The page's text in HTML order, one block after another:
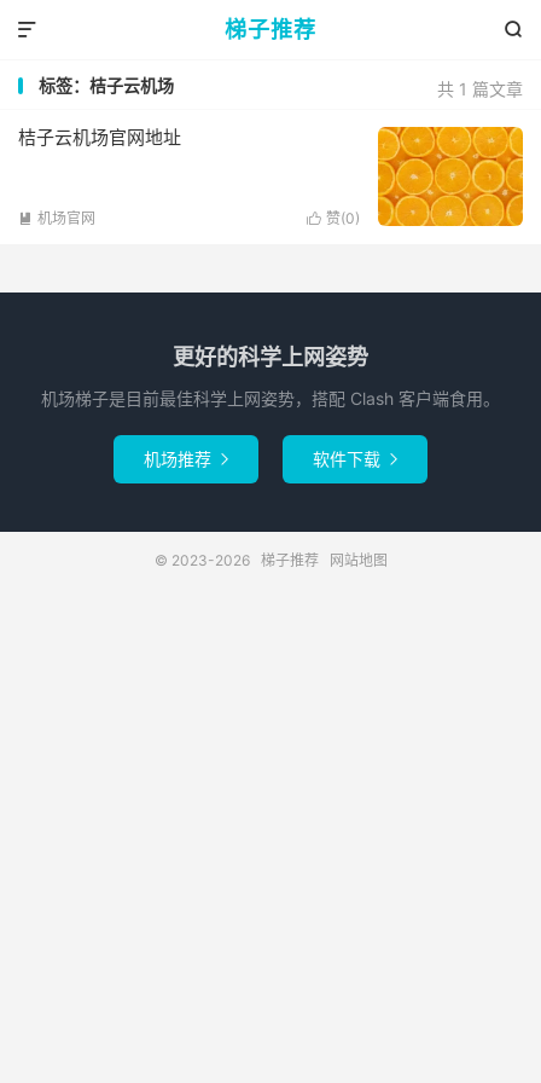
梯子推荐 

共 1 篇文章
标签：桔子云机场
桔子云机场官网地址
 赞(0)
 机场官网
更好的科学上网姿势
机场梯子是目前最佳科学上网姿势，搭配 Clash 客户端食用。
机场推荐  软件下载 
© 2023-2026 梯子推荐 网站地图